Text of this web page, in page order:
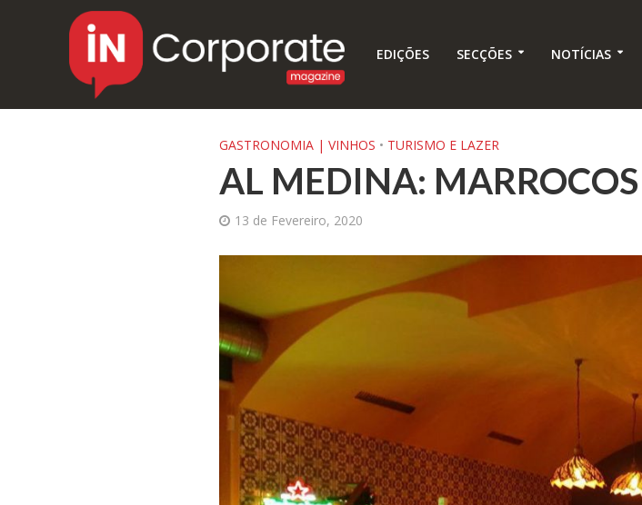
EDIÇÕES SECÇÕES NOTÍCIAS
GASTRONOMIA | VINHOS • TURISMO E LAZER
AL MEDINA:
13 de Fevereiro, 2020